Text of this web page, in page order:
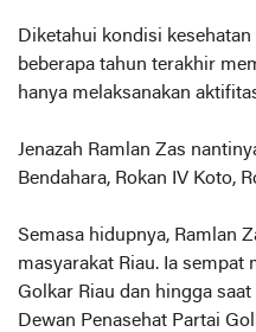
Diketahui kondisi
beberapa tahun terakhir
hanya melaksanakan
Jenazah Ramlan Zas
Bendahara, Rokan IV Koto,
Semasa hidupnya, Ramlan
masyarakat Riau. Ia sempat
Golkar Riau dan hingga
Dewan Penasehat Partai